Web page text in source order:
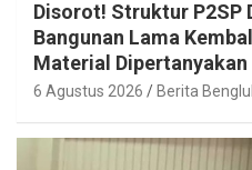
Disorot! Struktur P2SP
Bangunan Lama
Material Dipertanyakan
6 Agustus 2026 Berita